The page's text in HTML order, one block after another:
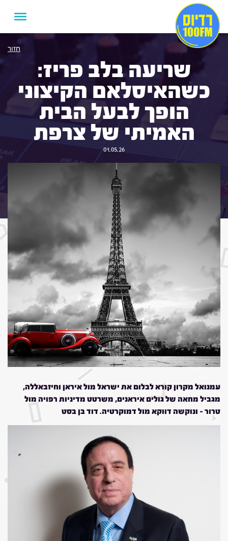
חזור
שריעה בלב פריז:
כשהאיסלאם הקיצוני
הופך לבעל הבית
האמיתי של צרפת
01.05.26
עמנואל מקרון קורא לבלום את ישראל מול איראן וחיזבאללה,
מגביל מחאה של גולים איראנים, משרטט מדיניות רפויה מול
טרור – ונוקשה דווקא מול דמוקרטיה. דוד בן בסט